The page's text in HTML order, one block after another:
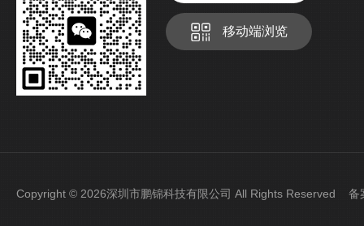
移动端浏览
Copyright © 2026深圳市鹏锦科技有限公司 All Rights Reserved 备